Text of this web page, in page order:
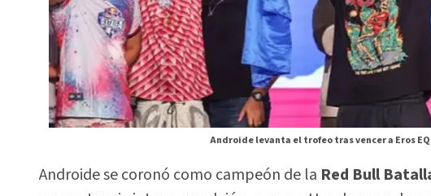
Androide levanta el trofeo tras vencer a Eros
Androide se coronó como campeón de la Red Bull